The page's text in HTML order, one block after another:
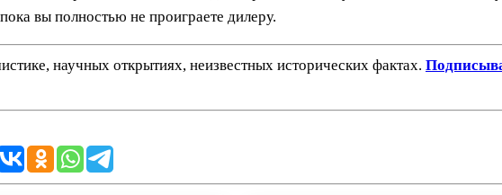
вы полностью не проиграете дилеру.
научных открытиях, неизвестных исторических фактах.